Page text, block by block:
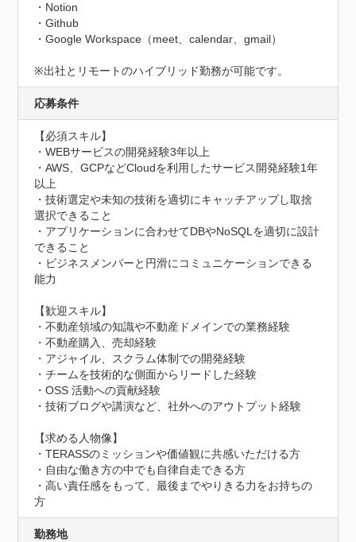
・Notion
・Github
・Google Workspace（meet、calendar、gmail）
※出社とリモートのハイブリッド勤務が可能です。
応募条件
【必須スキル】
・WEBサービスの開発経験3年以上
・AWS、GCPなどCloudを利用したサービス開発経験1年
以上
・技術選定や未知の技術を適切にキャッチアップし取捨
選択できること
・アプリケーションに合わせてDBやNoSQLを適切に設計
できること
・ビジネスメンバーと円滑にコミュニケーションできる
能力
【歓迎スキル】
・不動産領域の知識や不動産ドメインでの業務経験
・不動産購入、売却経験
・アジャイル、スクラム体制での開発経験
・チームを技術的な側面からリードした経験
・OSS 活動への貢献経験
・技術ブログや講演など、社外へのアウトプット経験
【求める人物像】
・TERASSのミッションや価値観に共感いただける方
・自由な働き方の中でも自律自走できる方
・高い責任感をもって、最後までやりきる力をお持ちの
方
勤務地